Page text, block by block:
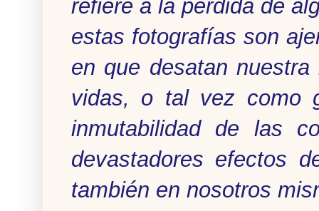
refiere a la perdida de
estas fotografías son
en que desatan
vidas, o tal vez como
inmutabilidad de las
devastadores efectos
también en nosotros